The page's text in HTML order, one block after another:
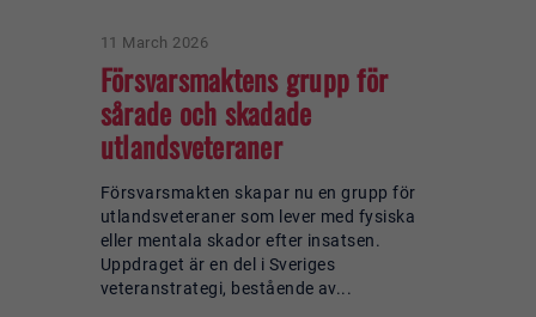
11 March 2026
Försvarsmaktens grupp för
sårade och skadade
utlandsveteraner
Försvarsmakten skapar nu en grupp för
utlandsveteraner som lever med fysiska
eller mentala skador efter insatsen.
Uppdraget är en del i Sveriges
veteranstrategi, bestående av...